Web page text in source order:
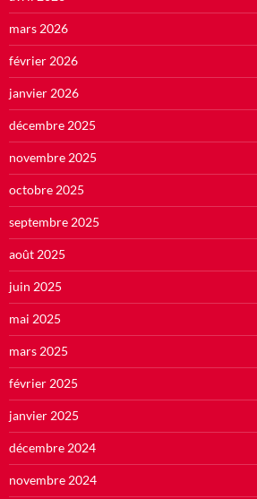
mars 2026
février 2026
janvier 2026
décembre 2025
novembre 2025
octobre 2025
septembre 2025
août 2025
juin 2025
mai 2025
mars 2025
février 2025
janvier 2025
décembre 2024
novembre 2024